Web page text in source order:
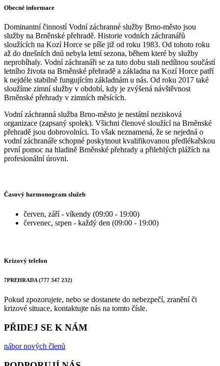
Obecné informace
Dominantní činností Vodní záchranné služby Brno-město jsou
služby na Brněnské přehradě. Historie vodních záchranářů
sloužících na Kozí Horce se píše již od roku 1983. Od tohoto roku
až do dnešních dnů nebyla letní sezona, během které by služby
neprobíhaly. Vodní záchranáři se za tuto dobu stali nedílnou součástí
letního života na Brněnské přehradě a základna na Kozí Horce patří
k nejdéle stabilně fungujícím základnám u nás. Od roku 2017 také
sloužíme zimní služby v období, kdy je zvýšená návštěvnost
Brněnské přehrady v zimních měsících.
Vodní záchranná služba Brno-město je nestátní nezisková
organizace (zapsaný spolek). Všichni členové sloužící na Brněnské
přehradě jsou dobrovolníci. To však neznamená, že se nejedná o
vodní záchranáře schopné poskytnout kvalifikovanou předlékařskou
první pomoc na hladině Brněnské přehrady a přilehlých plážích na
profesionální úrovni.
Časový harmonogram služeb
červen, září - víkendy (09:00 - 19:00)
červenec, srpen - každý den (09:00 - 19:00)
Krizový telefon
7PREHRADA (777 347 232)
Pokud zpozorujete, nebo se dostanete do nebezpečí, zranění či
krizové situace, kontaktujte nás na tomto čísle.
PŘIDEJ SE K NÁM
nábor nových členů